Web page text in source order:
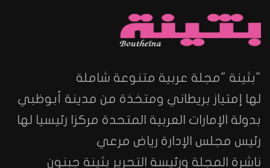
"بثينة "مجلة عربية متنوعة شاملة
لها إمتياز بريطاني ومتخذة من مدينة أبوظبي
بدولة الإمارات العربية المتحدة مركزا رئيسيا لها
رئيس مجلس الإدارة رياض مرعي
ناشرة المجلة ورئيسة التحرير بثينة جبنون